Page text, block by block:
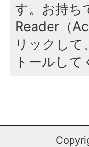
す。お持ち
Reader（
リックし
トールして